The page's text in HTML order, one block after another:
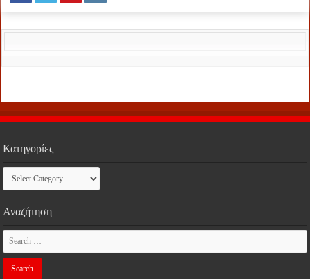
Κατηγορίες
Κατηγορίες
Αναζήτηση